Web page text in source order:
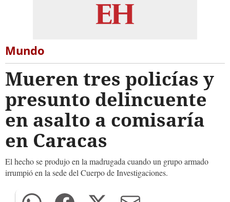
Mundo
Mueren tres policías y
presunto delincuente
en asalto a comisaría
en Caracas
El hecho se produjo en la madrugada cuando un grupo armado
irrumpió en la sede del Cuerpo de Investigaciones.